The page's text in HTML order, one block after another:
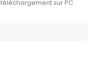
sur PC